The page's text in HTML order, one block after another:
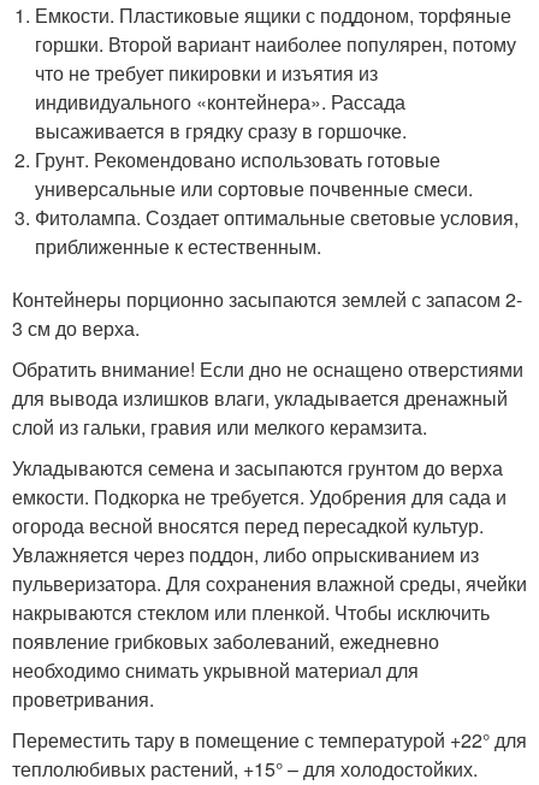
Емкости. Пластиковые ящики с поддоном, торфяные
горшки. Второй вариант наиболее популярен, потому
что не требует пикировки и изъятия из
индивидуального «контейнера». Рассада
высаживается в грядку сразу в горшочке.
Грунт. Рекомендовано использовать готовые
универсальные или сортовые почвенные смеси.
Фитолампа. Создает оптимальные световые условия,
приближенные к естественным.
Контейнеры порционно засыпаются землей с запасом 2-
3 см до верха.
Обратить внимание! Если дно не оснащено отверстиями
для вывода излишков влаги, укладывается дренажный
слой из гальки, гравия или мелкого керамзита.
Укладываются семена и засыпаются грунтом до верха
емкости. Подкорка не требуется. Удобрения для сада и
огорода весной вносятся перед пересадкой культур.
Увлажняется через поддон, либо опрыскиванием из
пульверизатора. Для сохранения влажной среды, ячейки
накрываются стеклом или пленкой. Чтобы исключить
появление грибковых заболеваний, ежедневно
необходимо снимать укрывной материал для
проветривания.
Переместить тару в помещение с температурой +22° для
теплолюбивых растений, +15° – для холодостойких.